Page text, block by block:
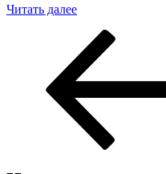
Читать далее«Видео.
РФ
вновь
посетили
Горловку»»
Пагинация
записей